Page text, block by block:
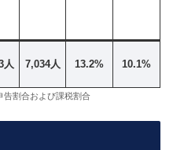
人 7,034人 13.2% 10.1%
割合および課税割合